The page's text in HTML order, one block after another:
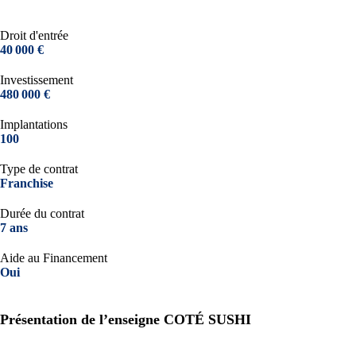
Droit d'entrée
40 000 €
Investissement
480 000 €
Implantations
100
Type de contrat
Franchise
Durée du contrat
7 ans
Aide au Financement
Oui
Présentation de l’enseigne COTÉ SUSHI